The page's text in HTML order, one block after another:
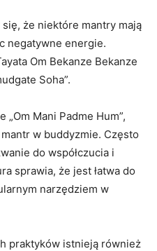
że niektóre mantry mają
negatywne energie.
Om Bekanze Bekanze‌
‍Soha”.
Mani Padme Hum”,​
w buddyzmie. Często
do współczucia i
sprawia, że jest łatwa do
narzędziem​ w
praktyków istnieją również